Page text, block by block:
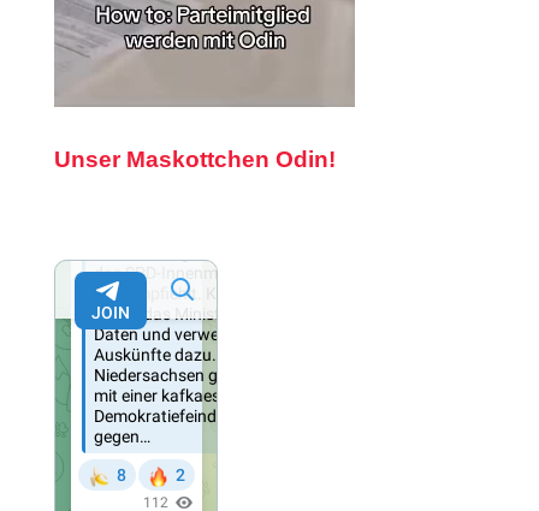
Unser Maskottchen Odin!